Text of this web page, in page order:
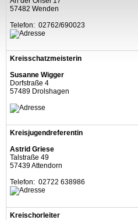
57482 Wenden
Telefon: 02762/690023
Kreisschatzmeisterin
Susanne Wigger
Dorfstraße 4
57489 Drolshagen
Kreisjugendreferentin
Astrid Griese
Talstraße 49
57439 Attendorn
Telefon: 02722 638986
Kreischorleiter